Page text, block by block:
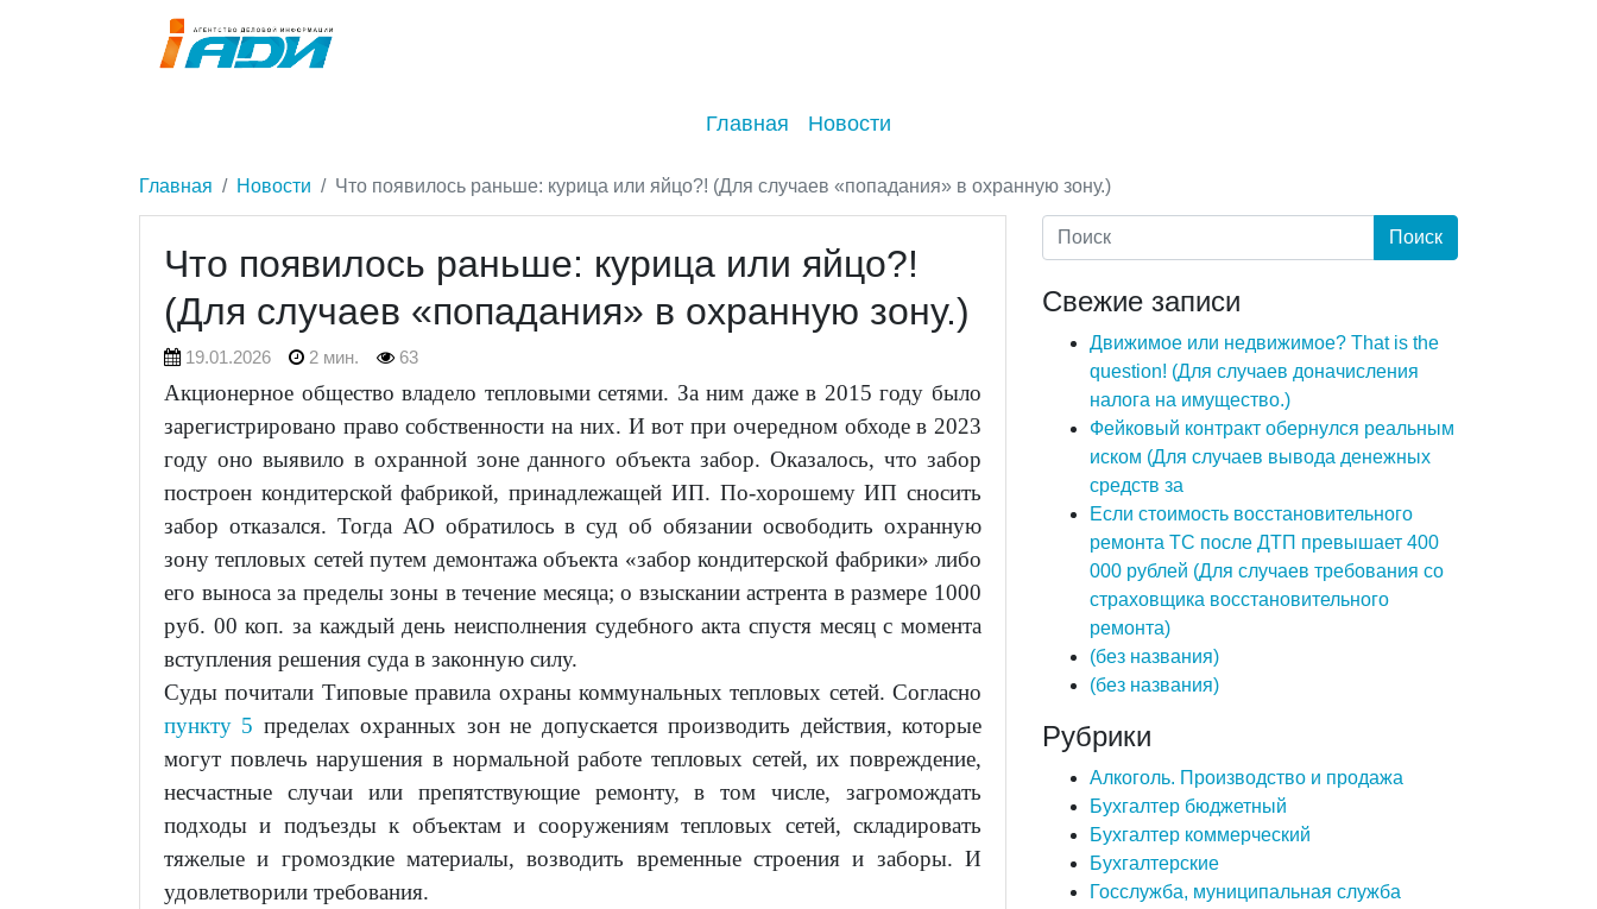
Главная Новости
Главная Новости Что появилось раньше: курица или яйцо?! (Для случаев «попадания» в охранную зону.)
Что появилось раньше: курица или яйцо?!
(Для случаев «попадания» в охранную зону.)
19.01.2026 2 мин. 63
Акционерное общество владело тепловыми сетями. За ним даже в 2015 году было
зарегистрировано право собственности на них. И вот при очередном обходе в 2023
году оно выявило в охранной зоне данного объекта забор. Оказалось, что забор
построен кондитерской фабрикой, принадлежащей ИП. По-хорошему ИП сносить
забор отказался. Тогда АО обратилось в суд об обязании освободить охранную
зону тепловых сетей путем демонтажа объекта «забор кондитерской фабрики» либо
его выноса за пределы зоны в течение месяца; о взыскании астрента в размере 1000
руб. 00 коп. за каждый день неисполнения судебного акта спустя месяц с момента
вступления решения суда в законную силу.
Суды почитали Типовые правила охраны коммунальных тепловых сетей. Согласно
пункту 5 пределах охранных зон не допускается производить действия, которые
могут повлечь нарушения в нормальной работе тепловых сетей, их повреждение,
несчастные случаи или препятствующие ремонту, в том числе, загромождать
подходы и подъезды к объектам и сооружениям тепловых сетей, складировать
тяжелые и громоздкие материалы, возводить временные строения и заборы. И
удовлетворили требования.
Свежие записи
Движимое или недвижимое? That is the
question! (Для случаев доначисления
налога на имущество.)
Фейковый контракт обернулся реальным
иском (Для случаев вывода денежных
средств за
Если стоимость восстановительного
ремонта ТС после ДТП превышает 400
000 рублей (Для случаев требования со
страховщика восстановительного
ремонта)
(без названия)
(без названия)
Рубрики
Алкоголь. Производство и продажа
Бухгалтер бюджетный
Бухгалтер коммерческий
Бухгалтерские
Госслужба, муниципальная служба